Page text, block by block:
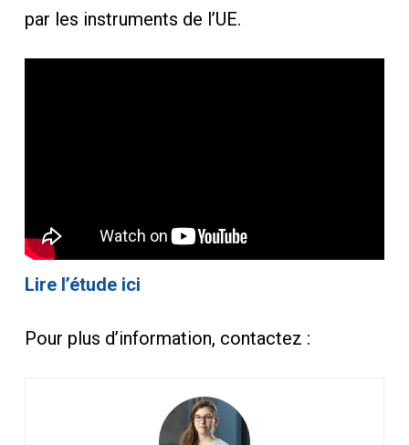
par les instruments de l’UE.
Lire l’étude ici
Pour plus d’information, contactez :